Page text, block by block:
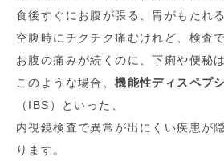
食後すぐにお腹が張る、胃がもたれる
空腹時にチクチク痛むけれど、検査
お腹の痛みが続くのに、下痢や便秘
このような場合、機能性ディスペプ
（IBS）といった、
内視鏡検査で異常が出にくい疾患が
ります。